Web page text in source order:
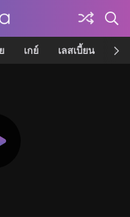
เกย์ เลสเบี้ยน เค